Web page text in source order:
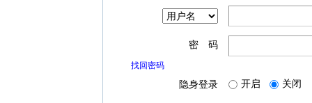
密 码
找回密码
隐身登录 开启 关闭